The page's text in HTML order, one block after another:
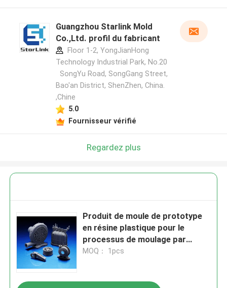
Guangzhou Starlink Mold
Co.,Ltd. profil du fabricant
Floor 1-2, YongJianHong
Technology Industrial Park, No.20
SongYu Road, SongGang Street,
Bao'an District, ShenZhen, China.
,Chine
5.0
Fournisseur vérifié
Regardez plus
Produit de moule de prototype
en résine plastique pour le
processus de moulage par
injection de plastique
MOQ： 1pcs